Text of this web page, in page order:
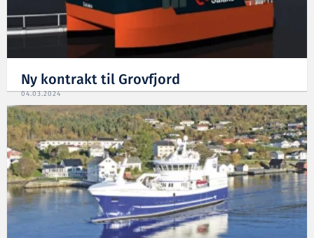
Ny kontrakt til Grovfjord
04.03.2024